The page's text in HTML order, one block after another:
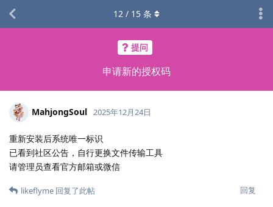
提问
申请新的授权码
12 / 15 条
MahjongSoul 2025年12月24日
重新安装后系统唯一标识
已看到社区公告，自行更换文件传输工具
请管理员查看官方邮箱或微信
回复
likeflyme 回复了此帖